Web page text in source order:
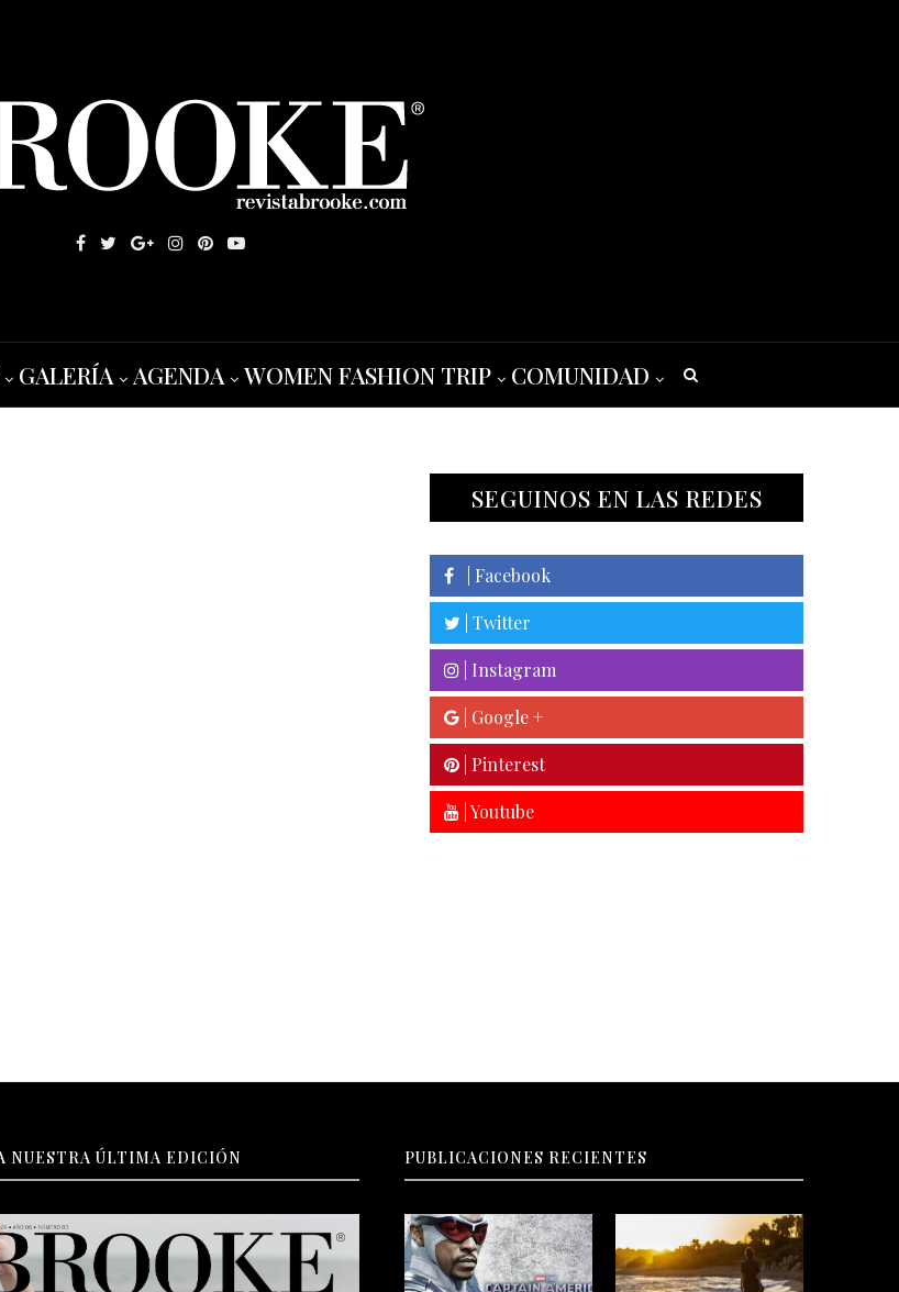
GALERÍA AGENDA WOMEN FASHION TRIP COMUNIDAD
SEGUINOS EN LAS REDES
| Facebook
| Twitter
| Instagram
| Google +
| Pinterest
| Youtube
NUESTRA ÚLTIMA EDICIÓN PUBLICACIONES RECIENTES